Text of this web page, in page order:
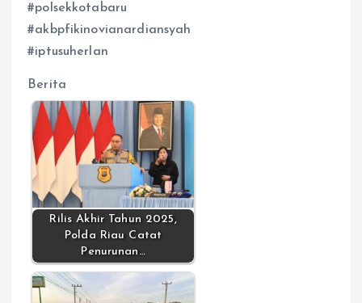
#polsekkotabaru
#akbpfikinovianardiansyah
#iptusuherlan
Berita
Rilis Akhir Tahun 2025,
Polda Riau Catat
Penurunan…